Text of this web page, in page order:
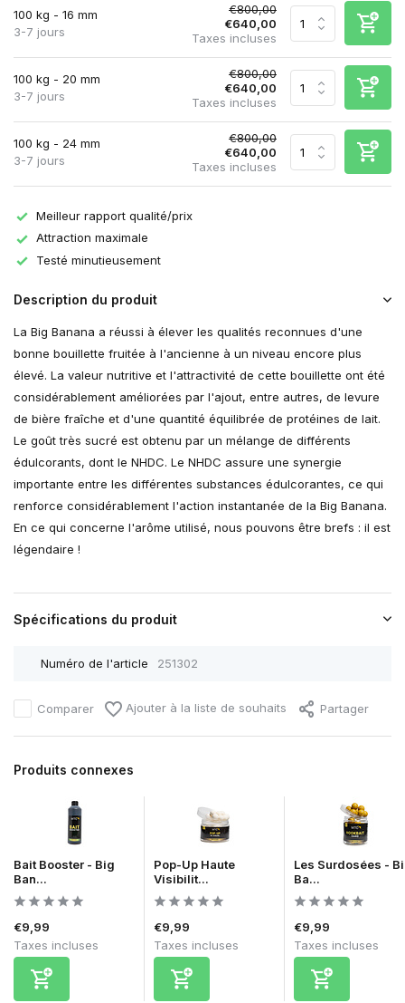
100 kg - 16 mm
3-7 jours
€800,00
€640,00
Taxes incluses
100 kg - 20 mm
3-7 jours
€800,00
€640,00
Taxes incluses
100 kg - 24 mm
3-7 jours
€800,00
€640,00
Taxes incluses
Meilleur rapport qualité/prix
Attraction maximale
Testé minutieusement
Description du produit
La Big Banana a réussi à élever les qualités reconnues d'une
bonne bouillette fruitée à l'ancienne à un niveau encore plus
élevé. La valeur nutritive et l'attractivité de cette bouillette ont été
considérablement améliorées par l'ajout, entre autres, de levure
de bière fraîche et d'une quantité équilibrée de protéines de lait.
Le goût très sucré est obtenu par un mélange de différents
édulcorants, dont le NHDC. Le NHDC assure une synergie
importante entre les différentes substances édulcorantes, ce qui
renforce considérablement l'action instantanée de la Big Banana.
En ce qui concerne l'arôme utilisé, nous pouvons être brefs : il est
légendaire !
Spécifications du produit
Numéro de l'article 251302
Comparer Ajouter à la liste de souhaits Partager
Produits connexes
Bait Booster - Big
Ban...
€9,99
Taxes incluses
Pop-Up Haute
Visibilit...
€9,99
Taxes incluses
Les Surdosées -
Ba...
€9,99
Taxes incluses